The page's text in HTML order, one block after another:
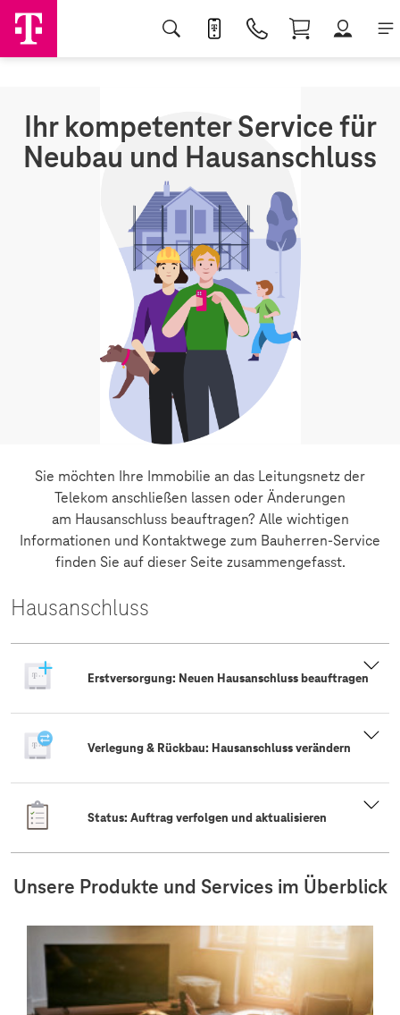
Ihr kompetenter Service für
Neubau und Hausanschluss
Sie möchten Ihre Immobilie an das Leitungsnetz der
Telekom anschließen lassen oder Änderungen
am Hausanschluss beauftragen? Alle wichtigen
Informationen und Kontaktwege zum Bauherren-Service
finden Sie auf dieser Seite zusammengefasst.
Hausanschluss
Erstversorgung: Neuen Hausanschluss beauftragen
Verlegung & Rückbau: Hausanschluss verändern
Status: Auftrag verfolgen und aktualisieren
Unsere Produkte und Services im Überblick